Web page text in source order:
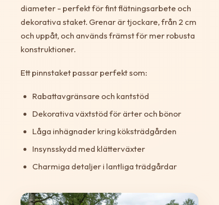
diameter - perfekt för fint flätningsarbete och
dekorativa staket. Grenar är tjockare, från 2 cm
och uppåt, och används främst för mer robusta
konstruktioner.
Ett pinnstaket passar perfekt som:
Rabattavgränsare och kantstöd
Dekorativa växtstöd för ärter och bönor
Låga inhägnader kring köksträdgården
Insynsskydd med klätterväxter
Charmiga detaljer i lantliga trädgårdar